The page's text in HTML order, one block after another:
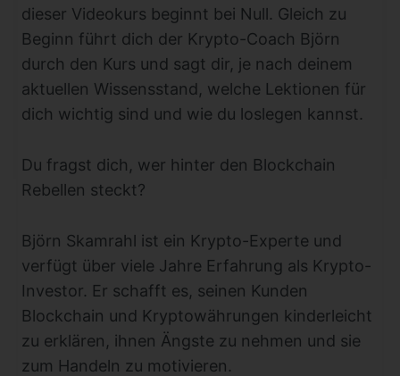
dieser Videokurs beginnt bei Null. Gleich zu
Beginn führt dich der Krypto-Coach Björn
durch den Kurs und sagt dir, je nach deinem
aktuellen Wissensstand, welche Lektionen für
dich wichtig sind und wie du loslegen kannst.
Du fragst dich, wer hinter den Blockchain
Rebellen steckt?
Björn Skamrahl ist ein Krypto-Experte und
verfügt über viele Jahre Erfahrung als Krypto-
Investor. Er schafft es, seinen Kunden
Blockchain und Kryptowährungen kinderleicht
zu erklären, ihnen Ängste zu nehmen und sie
zum Handeln zu motivieren.